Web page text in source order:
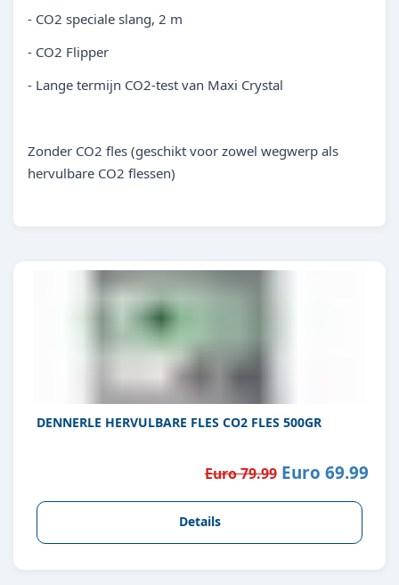
- CO2 speciale slang, 2 m
- CO2 Flipper
- Lange termijn CO2-test van Maxi Crystal
Zonder CO2 fles (geschikt voor zowel wegwerp als
hervulbare CO2 flessen)
DENNERLE HERVULBARE FLES CO2 FLES 500GR
Euro 79.99Euro 69.99
Details